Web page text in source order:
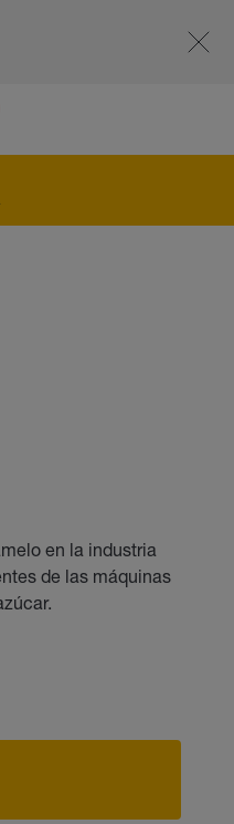
en la industria
de las máquinas